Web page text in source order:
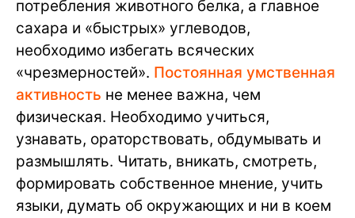
потребления животного белка, а главное
сахара и «быстрых» углеводов,
необходимо избегать всяческих
«чрезмерностей». Постоянная умственная
активность не менее важна, чем
физическая. Необходимо учиться,
узнавать, ораторствовать, обдумывать и
размышлять. Читать, вникать, смотреть,
формировать собственное мнение, учить
языки, думать об окружающих и ни в коем